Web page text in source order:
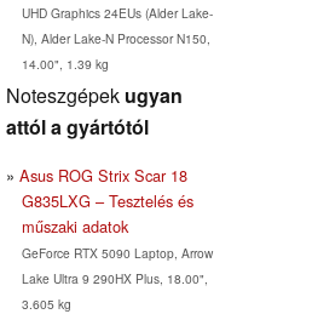
UHD Graphics 24EUs (Alder Lake-
N), Alder Lake-N Processor N150,
14.00", 1.39 kg
Noteszgépek ugyan
attól a gyártótól
Asus ROG Strix Scar 18
G835LXG – Tesztelés és
műszaki adatok
GeForce RTX 5090 Laptop, Arrow
Lake Ultra 9 290HX Plus, 18.00",
3.605 kg